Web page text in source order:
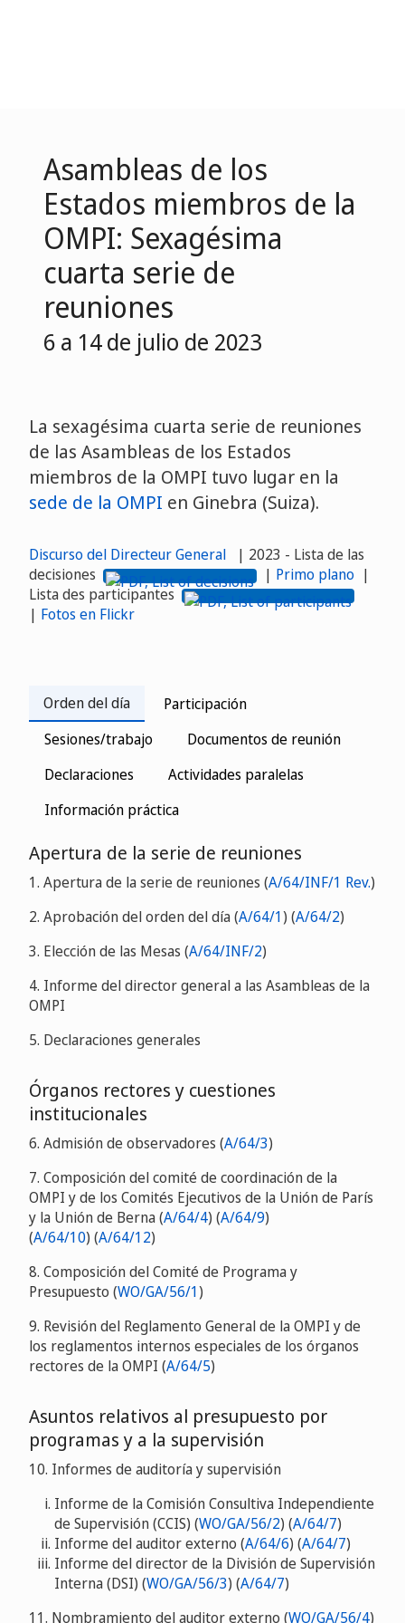
Asambleas de los
Estados miembros de la
OMPI: Sexagésima
cuarta serie de
reuniones
6 a 14 de julio de 2023
La sexagésima cuarta serie de reuniones
de las Asambleas de los Estados
miembros de la OMPI tuvo lugar en la
sede de la OMPI en Ginebra (Suiza).
Discurso del Directeur General
| 2023 - Lista de las
decisiones
| Primo plano |
Lista des participantes
| Fotos en Flickr
Orden del día
Participación
Sesiones/trabajo
Documentos de reunión
Declaraciones
Actividades paralelas
Información práctica
Apertura de la serie de reuniones
1. Apertura de la serie de reuniones (A/64/INF/1 Rev.)
2. Aprobación del orden del día (A/64/1) (A/64/2)
3. Elección de las Mesas (A/64/INF/2)
4. Informe del director general a las Asambleas de la
OMPI
5. Declaraciones generales
Órganos rectores y cuestiones
institucionales
6. Admisión de observadores (A/64/3)
7. Composición del comité de coordinación de la
OMPI y de los Comités Ejecutivos de la Unión de París
y la Unión de Berna (A/64/4) (A/64/9)
(A/64/10) (A/64/12)
8. Composición del Comité de Programa y
Presupuesto (WO/GA/56/1)
9. Revisión del Reglamento General de la OMPI y de
los reglamentos internos especiales de los órganos
rectores de la OMPI (A/64/5)
Asuntos relativos al presupuesto por
programas y a la supervisión
10. Informes de auditoría y supervisión
Informe de la Comisión Consultiva Independiente
de Supervisión (CCIS) (WO/GA/56/2) (A/64/7)
Informe del auditor externo (A/64/6) (A/64/7)
Informe del director de la División de Supervisión
Interna (DSI) (WO/GA/56/3) (A/64/7)
11. Nombramiento del auditor externo (WO/GA/56/4)